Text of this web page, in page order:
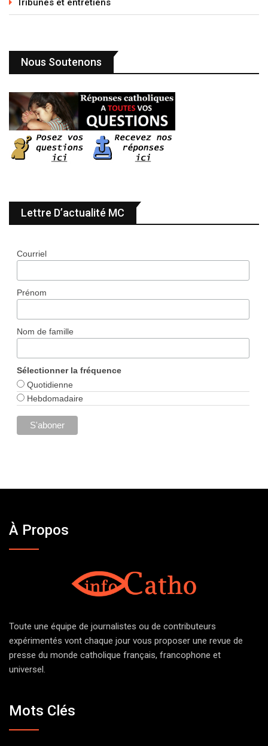
Tribunes et entretiens
Nous Soutenons
Lettre D’actualité MC
Courriel
Prénom
Nom de famille
Sélectionner la fréquence
Quotidienne
Hebdomadaire
À Propos
Toute une équipe de journalistes ou de contributeurs
expérimentés vont chaque jour vous proposer une revue de
presse du monde catholique français, francophone et
universel.
Mots Clés